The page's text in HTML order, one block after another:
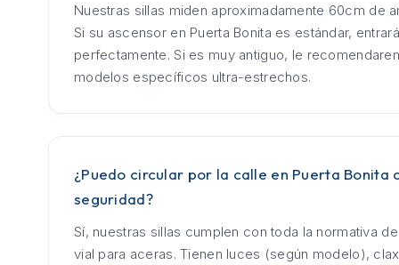
Nuestras sillas miden aproximadamente 60cm de
Si su ascensor en Puerta Bonita es estándar, entrará
perfectamente. Si es muy antiguo, le
modelos específicos ultra-estrechos.
¿Puedo circular por la calle en Puerta Bonita
seguridad?
Sí, nuestras sillas cumplen con toda la normativa
vial para aceras. Tienen luces (según modelo),